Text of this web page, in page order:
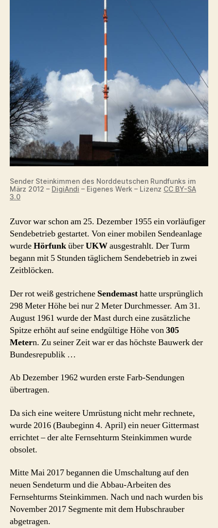
Sender Steinkimmen des Norddeutschen Rundfunks im
März 2012 – DigiAndi – Eigenes Werk – Lizenz CC BY-SA
3.0
Zuvor war schon am 25. Dezember 1955 ein vorläufiger
Sendebetrieb gestartet. Von einer mobilen Sendeanlage
wurdeHörfunküberUKWausgestrahlt. Der Turm
begann mit 5 Stunden täglichem Sendebetrieb in zwei
Zeitblöcken.
Der rot weiß gestrichene Sendemasthatte ursprünglich
298 Meter Höhe bei nur 2 Meter Durchmesser. Am 31.
August 1961 wurde der Mast durch eine zusätzliche
Spitze erhöht auf seine endgültige Höhe von305
Metern. Zu seiner Zeit war er das höchste Bauwerk der
Bundesrepublik …
Ab Dezember 1962 wurden erste Farb-Sendungen
übertragen.
Da sich eine weitere Umrüstung nicht mehr rechnete,
wurde 2016 (Baubeginn 4. April) ein neuer Gittermast
errichtet – der alte Fernsehturm Steinkimmen wurde
obsolet.
Mitte Mai 2017 begannen die Umschaltung auf den
neuen Sendeturm und die Abbau-Arbeiten des
Fernsehturms Steinkimmen. Nach und nach wurden bis
November 2017 Segmente mit dem Hubschrauber
abgetragen.